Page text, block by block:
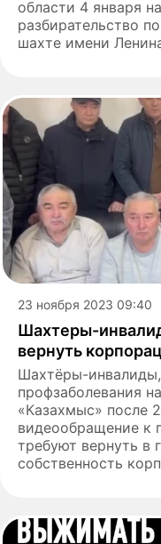
области 4 января
разбирательство
шахте имени
23 ноября 2023 09:40
Шахтеры-
вернуть
Шахтёры-
профзаболевания
«Казахмыс» после
видеообращение к
требуют вернуть в
собственность